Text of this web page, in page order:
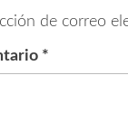
de correo
*